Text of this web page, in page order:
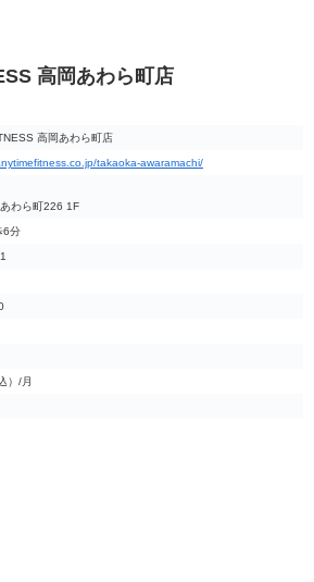
高岡あわら町店
高岡あわら町店
takaoka-awaramachi/
わら町226 1F
6分
）/月